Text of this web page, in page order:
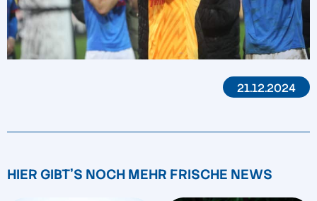
21.12.2024
HIER GIBT'S NOCH MEHR FRISCHE NEWS